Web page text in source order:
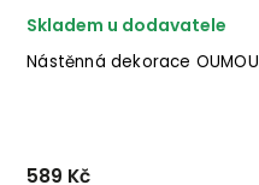
Nástěnná dekorace OUMOU
Skladem u dodavatele
589 Kč